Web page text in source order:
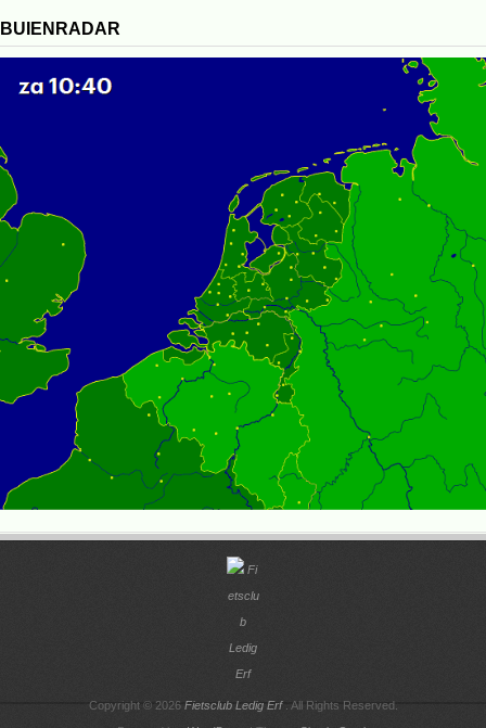
BUIENRADAR
Copyright © 2026 Fietsclub Ledig Erf. All Rights Reserved.